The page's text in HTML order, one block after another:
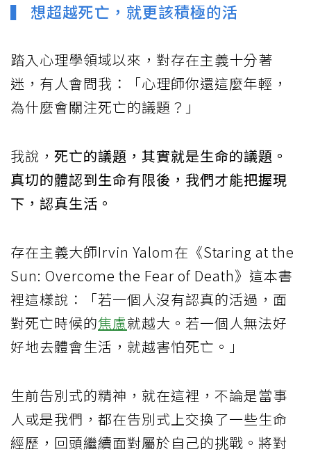
▍ 想超越死亡，就更該積極的活
踏入心理學領域以來，對存在主義十分著
迷，有人會問我：「心理師你還這麼年輕，
為什麼會關注死亡的議題？」
我說， 死亡的議題，其實就是生命的議題。
真切的體認到生命有限後，我們才能把握現
下，認真生活。
存在主義大師Irvin Yalom在《Staring at the
Sun: Overcome the Fear of Death》這本書
裡這樣說：「若一個人沒有認真的活過，面
對死亡時候的焦慮就越大。若一個人無法好
好地去體會生活，就越害怕死亡。」
生前告別式的精神，就在這裡，不論是當事
人或是我們，都在告別式上交換了一些生命
經歷，回頭繼續面對屬於自己的挑戰。將對